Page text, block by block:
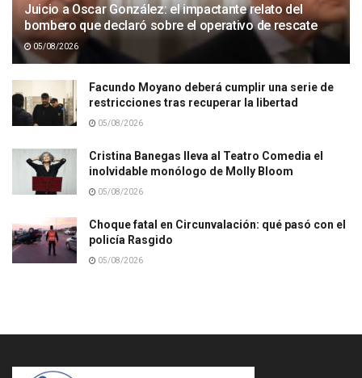
Juicio a Oscar González: el impactante relato del
bombero que declaró sobre el operativo de rescate
05/08/2026
Facundo Moyano deberá cumplir una serie de
restricciones tras recuperar la libertad
05/08/2026
Cristina Banegas lleva al Teatro Comedia el
inolvidable monólogo de Molly Bloom
05/08/2026
Choque fatal en Circunvalación: qué pasó con el
policía Rasgido
05/08/2026